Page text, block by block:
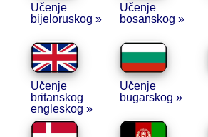
Učenje
bijeloruskog »
Učenje
bosanskog »
Učenje
britanskog
engleskog »
Učenje
bugarskog »